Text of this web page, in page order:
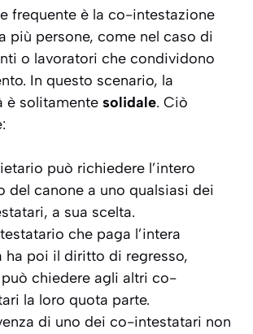
frequente è la co-intestazione
più persone, come nel caso di
o lavoratori che condividono
In questo scenario, la
è solitamente solidale. Ciò
può richiedere l’intero
del canone a uno qualsiasi dei
a sua scelta.
che paga l’intera
ha poi il diritto di regresso,
chiedere agli altri co-
la loro quota parte.
di uno dei co-intestatari non